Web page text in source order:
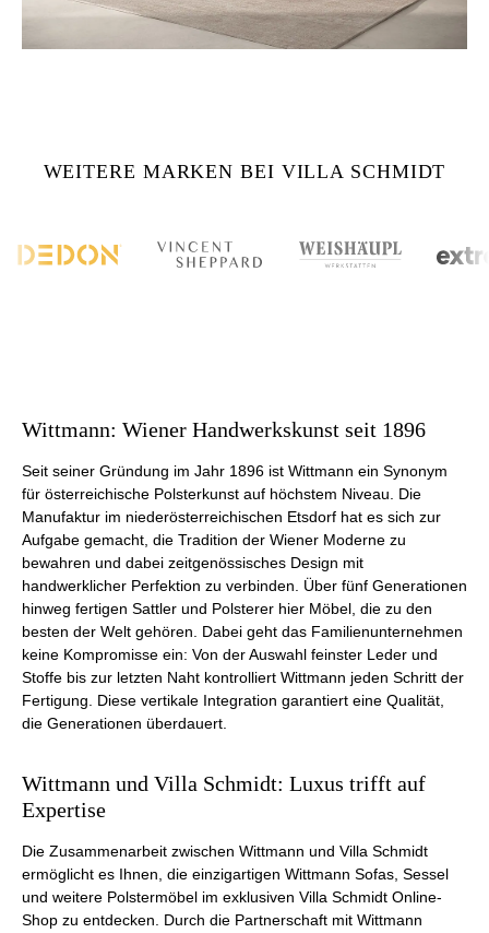
WEITERE MARKEN BEI VILLA SCHMIDT
Wittmann: Wiener Handwerkskunst seit 1896
Seit seiner Gründung im Jahr 1896 ist Wittmann ein Synonym
für österreichische Polsterkunst auf höchstem Niveau. Die
Manufaktur im niederösterreichischen Etsdorf hat es sich zur
Aufgabe gemacht, die Tradition der Wiener Moderne zu
bewahren und dabei zeitgenössisches Design mit
handwerklicher Perfektion zu verbinden. Über fünf Generationen
hinweg fertigen Sattler und Polsterer hier Möbel, die zu den
besten der Welt gehören. Dabei geht das Familienunternehmen
keine Kompromisse ein: Von der Auswahl feinster Leder und
Stoffe bis zur letzten Naht kontrolliert Wittmann jeden Schritt der
Fertigung. Diese vertikale Integration garantiert eine Qualität,
die Generationen überdauert.
Wittmann und Villa Schmidt: Luxus trifft auf
Expertise
Die Zusammenarbeit zwischen Wittmann und Villa Schmidt
ermöglicht es Ihnen, die einzigartigen Wittmann Sofas, Sessel
und weitere Polstermöbel im exklusiven Villa Schmidt Online-
Shop zu entdecken. Durch die Partnerschaft mit Wittmann